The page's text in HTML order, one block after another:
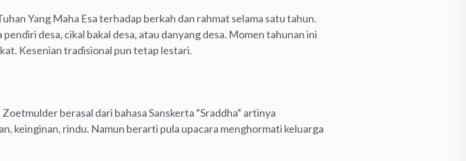
Yang Maha Esa terhadap berkah dan rahmat selama satu tahun.
desa, cikal bakal desa, atau danyang desa. Momen tahunan ini
Kesenian tradisional pun tetap lestari.
berasal dari bahasa Sanskerta “Sraddha“ artinya
keinginan, rindu. Namun berarti pula upacara menghormati keluarga